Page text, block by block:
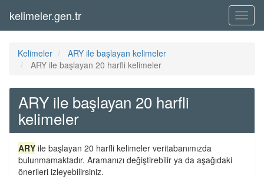
Menü
kelimeler.gen.tr
Kelimeler
ARY ile başlayan kelimeler
ARY ile başlayan 20 harfli kelimeler
ARY ile başlayan 20 harfli
kelimeler
ARY ile başlayan 20 harfli kelimeler veritabanımızda
bulunmamaktadır. Aramanızı değiştirebilir ya da aşağıdaki
önerileri izleyebilirsiniz.